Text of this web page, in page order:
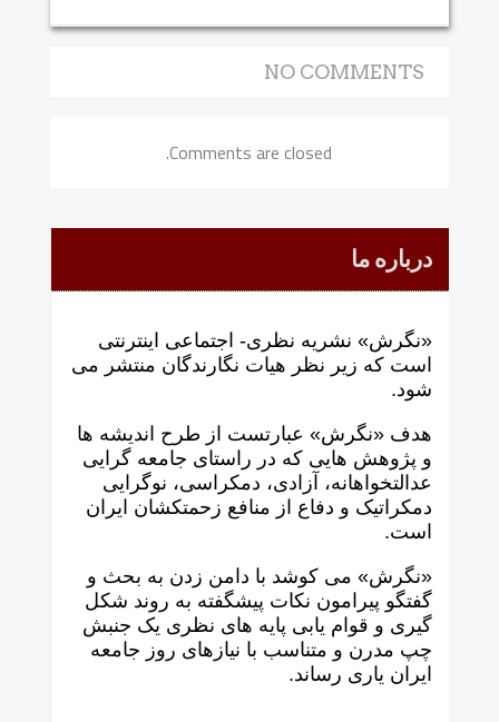
NO COMMENTS
Comments are closed.
درباره ما
«نگرش» نشریه نظری- اجتماعی اینترنتی
است که زير نظر هيات نگارندگان منتشر می
شود.
هدف «نگرش» عبارتست از طرح انديشه ها
و پژوهش هايی که در راستای جامعه گرايی
عدالتخواهانه، آزادی، دمکراسی، نوگرايی
دمکراتيک و دفاع از منافع زحمتکشان ايران
است.
«نگرش» می کوشد با دامن زدن به بحث و
گفتگو پيرامون نکات پیشگفته به روند شکل
گيری و قوام يابی پايه های نظری يک جنبش
چپ مدرن و متناسب با نيازهای روز جامعه
ايران ياری رساند.